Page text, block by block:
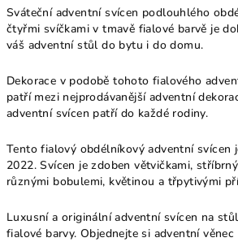
Sváteční adventní svícen podlouhlého
čtyřmi svíčkami v tmavě fialové barvě je
váš adventní stůl do bytu i do domu.
Dekorace v podobě tohoto fialového
patří mezi nejprodávanější adventní
adventní svícen patří do každé rodiny.
Tento fialový obdélníkový adventní svícen
2022. Svícen je zdoben větvičkami,
různými bobulemi, květinou a třpytivými
Luxusní a originální adventní svícen na
fialové barvy. Objednejte si adventní